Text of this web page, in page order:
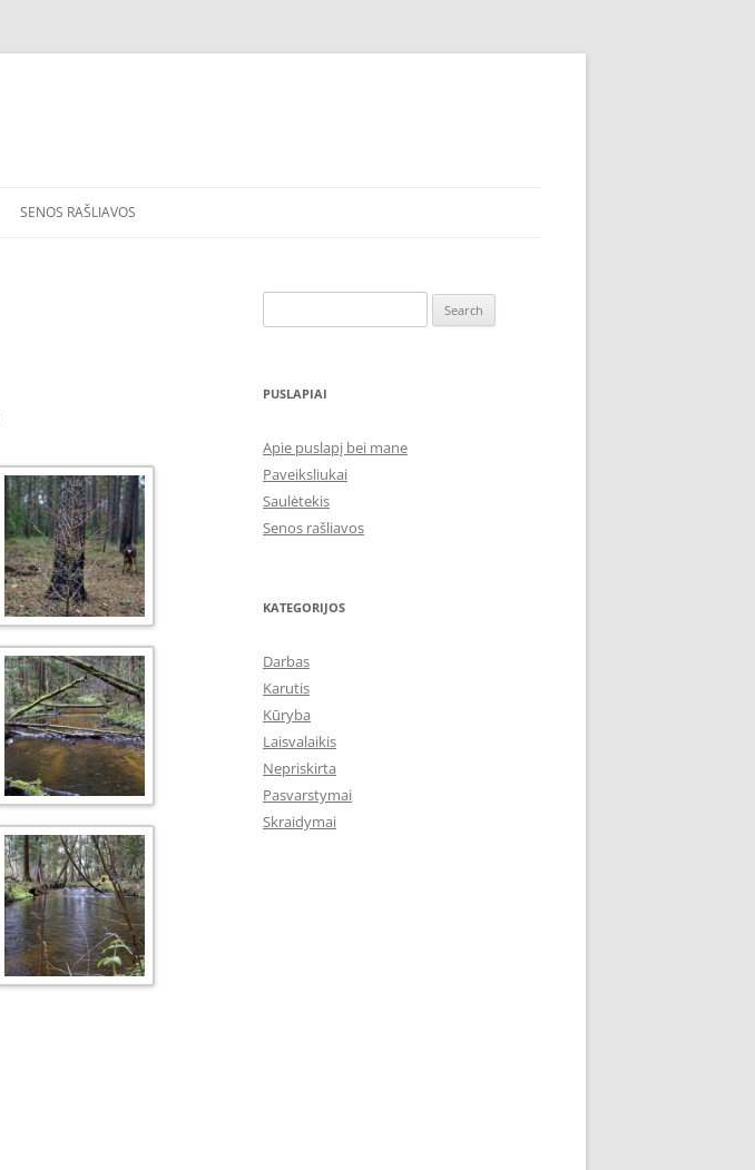
SENOS RAŠLIAVOS
for:
PUSLAPIAI
Apie puslapį bei mane
Paveiksliukai
Saulėtekis
Senos rašliavos
KATEGORIJOS
Darbas
Karutis
Kūryba
Laisvalaikis
Nepriskirta
Pasvarstymai
Skraidymai